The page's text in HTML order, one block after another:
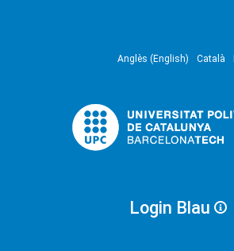
Anglès (English) Català
Login Blau